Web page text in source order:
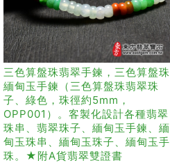
三色算盤珠翡翠手鍊，三色算盤珠
緬甸玉手鍊（三色算盤珠翡翠珠
子、綠色，珠徑約5mm，
OPP001）。客製化設計各種翡翠
珠串、翡翠珠子、緬甸玉手鍊、緬
甸玉珠串、緬甸玉珠子、緬甸玉手
珠。★附A貨翡翠雙證書